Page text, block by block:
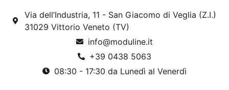
Via dell’Industria, 11 - San Giacomo di Veglia (Z.I.)
31029 Vittorio Veneto (TV)
info@moduline.it
+39 0438 5063
08:30 - 17:30 da Lunedì al Venerdì